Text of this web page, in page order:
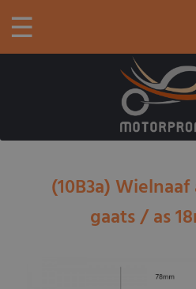
☰
(10B3a)
gaats / as